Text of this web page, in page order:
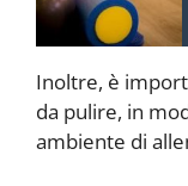
Inoltre, è
da pulire, in
ambiente di